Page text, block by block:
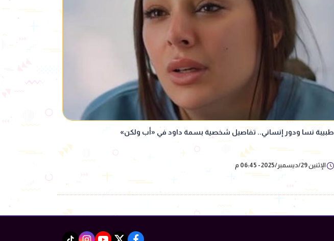
طبيبة نسا ودور إنساني.. تفاصيل شخصية بسمة داود في «أب ولكن»
الإثنين 29/ديسمبر/2025 - 06:45 م